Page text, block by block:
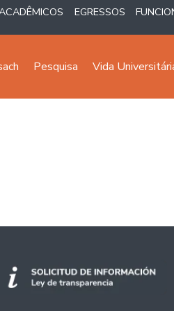
EGRESSOS
Pesquisa Vida